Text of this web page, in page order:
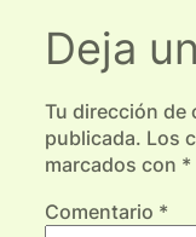
Deja
Tu dirección de
publicada. Los
marcados con *
Comentario *